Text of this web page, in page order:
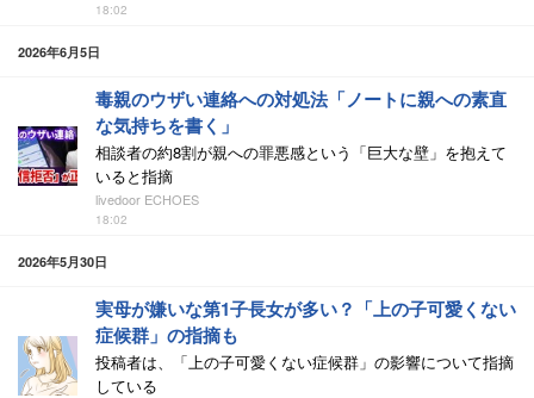
18:02
2026年6月5日
毒親のウザい連絡への対処法「ノートに親への素直
な気持ちを書く」
相談者の約8割が親への罪悪感という「巨大な壁」を抱えて
いると指摘
livedoor ECHOES
18:02
2026年5月30日
実母が嫌いな第1子長女が多い？「上の子可愛くない
症候群」の指摘も
投稿者は、「上の子可愛くない症候群」の影響について指摘
している